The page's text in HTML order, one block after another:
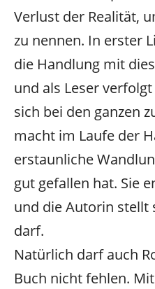
Verlust der Realität,
zu nennen. In erster
die Handlung mit
und als Leser
sich bei den ganzen
macht im Laufe der
erstaunliche
gut gefallen hat. Sie
und die Autorin stellt
darf.
Natürlich darf auch
Buch nicht fehlen.